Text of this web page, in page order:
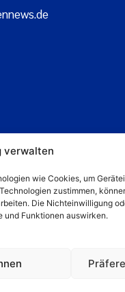
verwalten
wie Cookies, um
zustimmen,
Die Nichteinwilligung
und Funktionen auswirken.